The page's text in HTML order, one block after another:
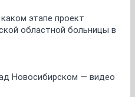
этапе проект
областной больницы в
Новосибирском — видео